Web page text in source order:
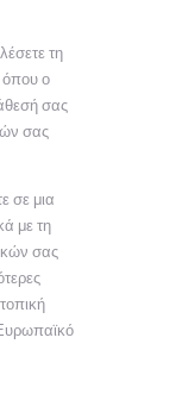
τη
ο
σας
σας
σε μια
με τη
σας